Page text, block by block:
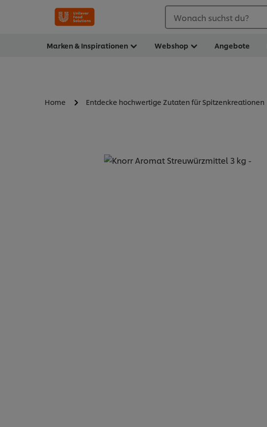
Wonach suchst du?
Marken & Inspirationen Webshop Angebote
Home Entdecke hochwertige Zutaten für Spitzenkreationen